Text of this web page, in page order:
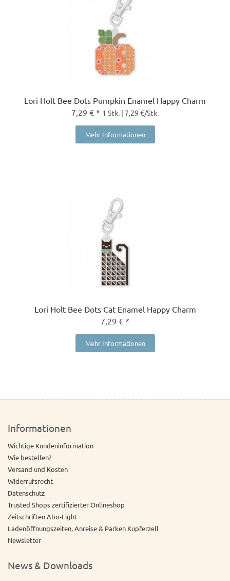
Lori Holt Bee Dots Pumpkin Enamel Happy Charm
7,29 € * 1 Stk. | 7,29 €/Stk.
Mehr Informationen
Lori Holt Bee Dots Cat Enamel Happy Charm
7,29 € *
Mehr Informationen
Informationen
Wichtige Kundeninformation
Wie bestellen?
Versand und Kosten
Widerrufsrecht
Datenschutz
Trusted Shops zertifizierter Onlineshop
Zeitschriften Abo-Light
Ladenöffnungszeiten, Anreise & Parken Kupferzell
Newsletter
News & Downloads